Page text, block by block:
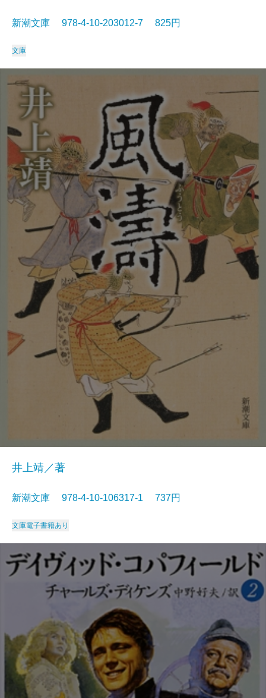
新潮文庫 978-4-10-203012-7 825円
文庫
井上靖／著
新潮文庫 978-4-10-106317-1 737円
文庫電子書籍あり